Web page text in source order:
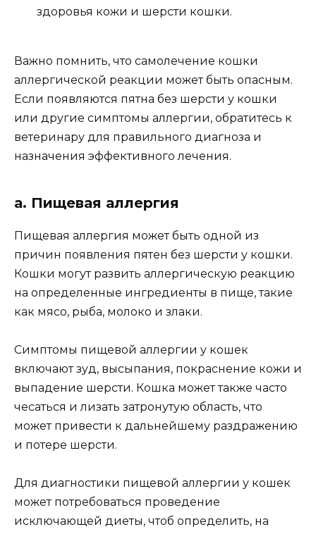
здоровья кожи и шерсти кошки.
Важно помнить, что самолечение кошки
аллергической реакции может быть опасным.
Если появляются пятна без шерсти у кошки
или другие симптомы аллергии, обратитесь к
ветеринару для правильного диагноза и
назначения эффективного лечения.
а. Пищевая аллергия
Пищевая аллергия может быть одной из
причин появления пятен без шерсти у кошки.
Кошки могут развить аллергическую реакцию
на определенные ингредиенты в пище, такие
как мясо, рыба, молоко и злаки.
Симптомы пищевой аллергии у кошек
включают зуд, высыпания, покраснение кожи и
выпадение шерсти. Кошка может также часто
чесаться и лизать затронутую область, что
может привести к дальнейшему раздражению
и потере шерсти.
Для диагностики пищевой аллергии у кошек
может потребоваться проведение
исключающей диеты, чтоб определить, на